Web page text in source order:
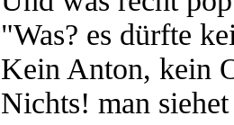
"Was? es dürfte
Kein Anton, kein
Nichts! man